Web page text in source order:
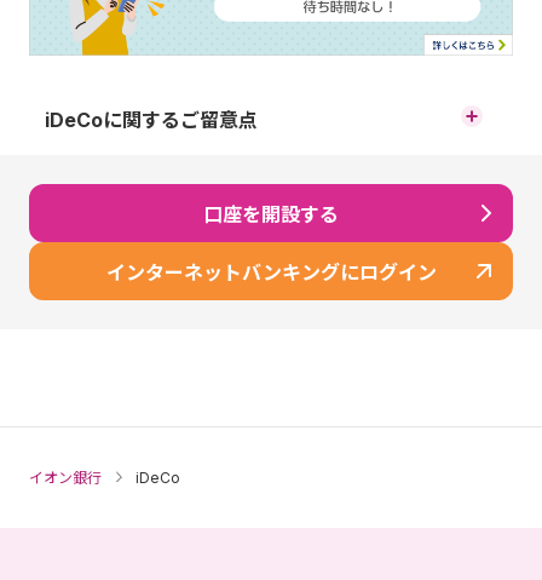
iDeCoに関するご留意点
運用商品はご自身でご選択いただきます。運用の結果によ
っては、損失が生じる可能性があります。
加入から受取りが終了するまでの間、所定の手数料がかか
口座を開設する
インターネットバンキングにログイン
イオン銀行 iDeCo